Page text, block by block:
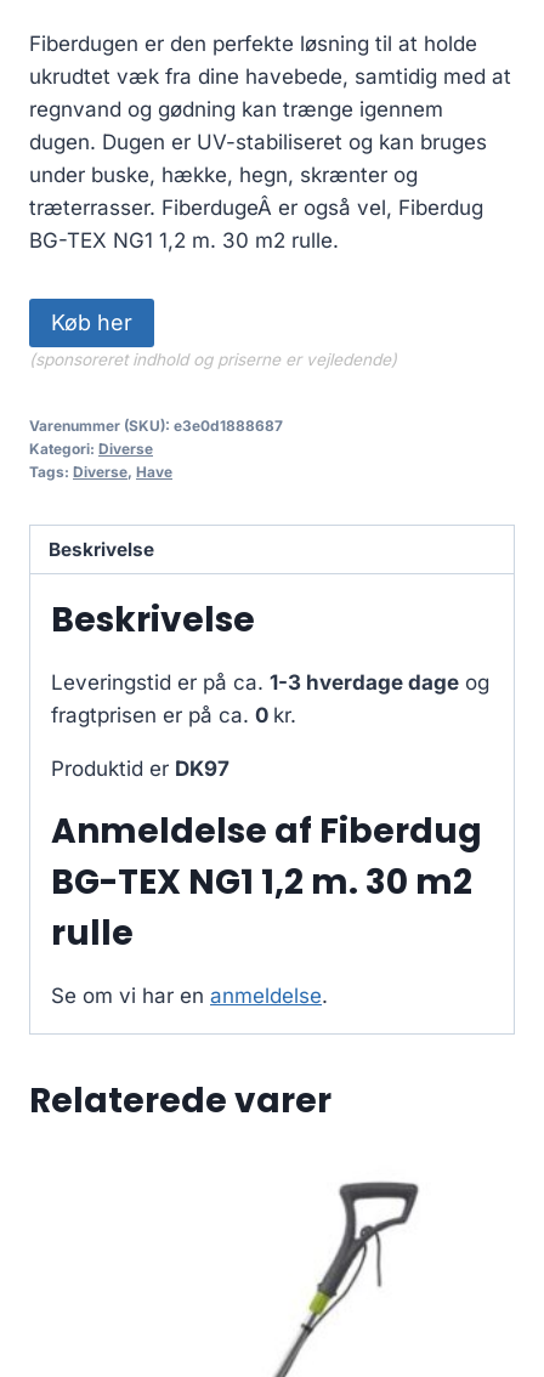
Fiberdugen er den perfekte løsning til at holde
ukrudtet væk fra dine havebede, samtidig med at
regnvand og gødning kan trænge igennem
dugen. Dugen er UV-stabiliseret og kan bruges
under buske, hække, hegn, skrænter og
træterrasser. FiberdugeÂ er også vel, Fiberdug
BG-TEX NG1 1,2 m. 30 m2 rulle.
Køb her
(sponsoreret indhold og priserne er vejledende)
Varenummer (SKU): e3e0d1888687
Kategori: Diverse
Tags: Diverse, Have
Beskrivelse
Beskrivelse
Leveringstid er på ca. 1-3 hverdage dage og
fragtprisen er på ca. 0 kr.
Produktid er DK97
Anmeldelse af Fiberdug
BG-TEX NG1 1,2 m. 30 m2
rulle
Se om vi har en anmeldelse.
Relaterede varer